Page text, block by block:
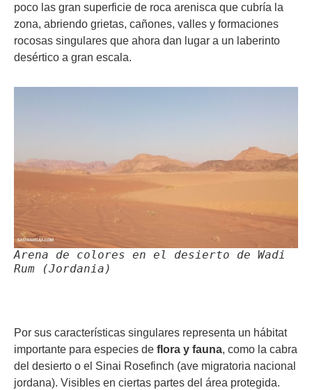
poco las gran superficie de roca arenisca que cubría la
zona, abriendo grietas, cañones, valles y formaciones
rocosas singulares que ahora dan lugar a un laberinto
desértico a gran escala.
Arena de colores en el desierto de Wadi
Rum (Jordania)
Por sus características singulares representa un hábitat
importante para especies de flora y fauna, como la cabra
del desierto o el Sinai Rosefinch (ave migratoria nacional
jordana). Visibles en ciertas partes del área protegida.